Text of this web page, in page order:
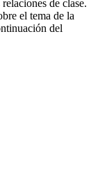
de clase.
el tema de la
del